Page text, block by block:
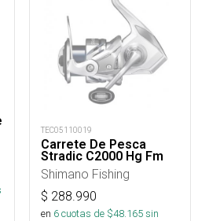
TEC05110019
Carrete De Pesca
Stradic C2000 Hg Fm
Shimano Fishing
$ 288.990
en 6cuotas de $48.165sin